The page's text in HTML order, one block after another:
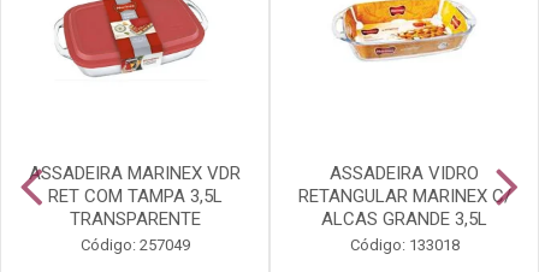
ASSADEIRA MARINEX VDR
RET COM TAMPA 3,5L
TRANSPARENTE
Código: 257049
ASSADEIRA VIDRO
RETANGULAR MARINEX C/
ALCAS GRANDE 3,5L
Código: 133018